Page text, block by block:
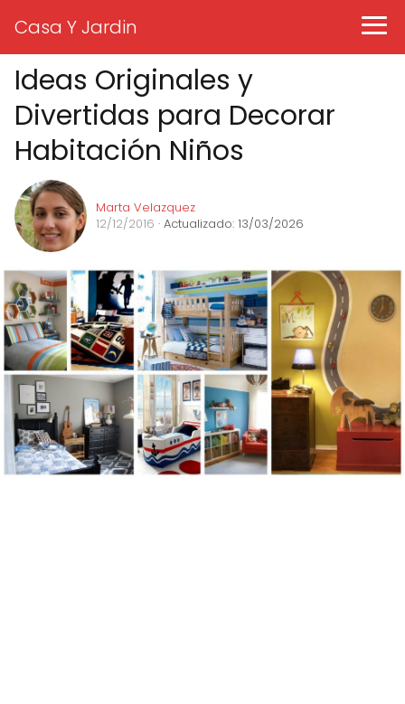
Casa Y Jardin
Ideas Originales y
Divertidas para Decorar
Habitación Niños
Marta Velazquez
12/12/2016 · Actualizado: 13/03/2026